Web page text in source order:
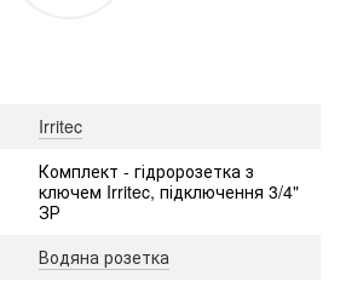
Irritec
Комплект - гідророзетка з
ключем Irritec, підключення 3/4"
ЗР
Водяна розетка